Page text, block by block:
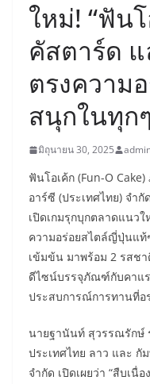
ใหม่! “ฟัน
คัสตาร์ด
ตรงความ
สนุกในทุก
มิถุนายน 30, 2025
ฟันโอเค้ก (Fun-O
อาร์ซี (ประเทศไทย) จำ
เปิดเกมรุกบุกตลาดแนว
ความอร่อยสไตล์ญี่ปุ่นแท้
เข้มข้น มาพร้อม 2 รสช
ดีไซน์บรรจุภัณฑ์กับคาแ
ประสบการณ์การทานที่อ
นายฐานันท์ สุวรรณรักษ์
ประเทศไทย ลาว และ กั
จำกัด เปิดเผยว่า “สืบเ